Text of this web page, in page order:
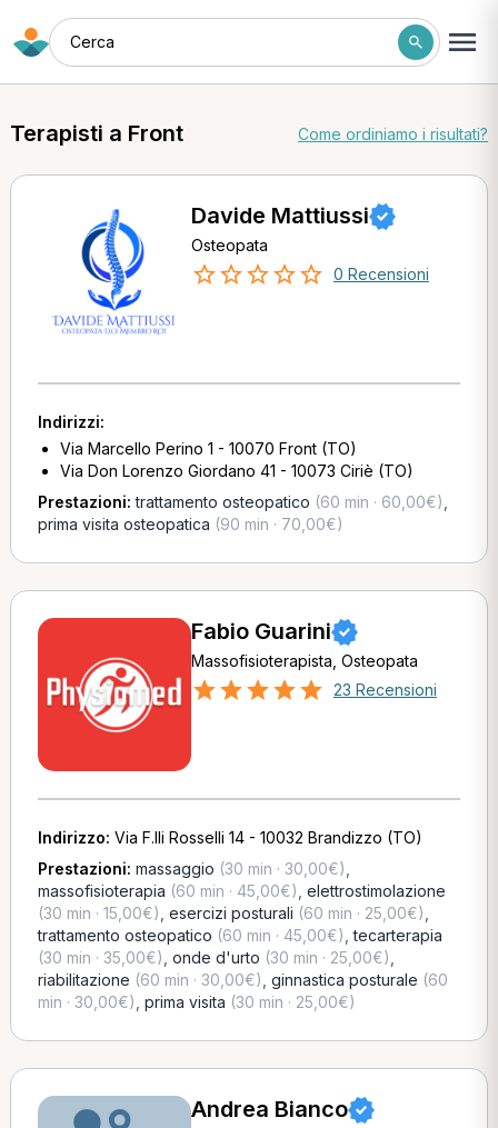
Cerca
Terapisti a Front Come ordiniamo i risultati?
Davide Mattiussi
Osteopata
0 Recensioni
Indirizzi:
Via Marcello Perino 1 - 10070 Front (TO)
Via Don Lorenzo Giordano 41 - 10073 Ciriè (TO)
Prestazioni:trattamento osteopatico (60 min · 60,00€)
prima visita osteopatica (90 min · 70,00€)
Fabio Guarini
Massofisioterapista, Osteopata
23 Recensioni
Indirizzo: Via F.lli Rosselli 14 - 10032 Brandizzo (TO)
Prestazioni: massaggio (30 min · 30,00€)
massofisioterapia (60 min · 45,00€) elettrostimolazione
(30 min · 15,00€) esercizi posturali (60 min · 25,00€)
trattamento osteopatico (60 min · 45,00€) ,tecarterapia
(30 min · 35,00€) onde d'urto (30 min · 25,00€)
riabilitazione (60 min · 30,00€) ginnastica posturale (60
min · 30,00€) prima visita (30 min · 25,00€)
Andrea Bianco